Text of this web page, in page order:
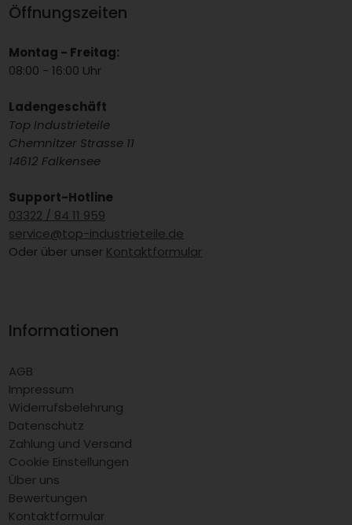
Öffnungszeiten
Montag - Freitag:
08:00 - 16:00 Uhr
Ladengeschäft
Top Industrieteile
Chemnitzer Strasse 11
14612 Falkensee
Support-Hotline
03322 / 84 11 959
service@top-industrieteile.de
Oder über unser Kontaktformular
Informationen
AGB
Impressum
Widerrufsbelehrung
Datenschutz
Zahlung und Versand
Cookie Einstellungen
Über uns
Bewertungen
Kontaktformular